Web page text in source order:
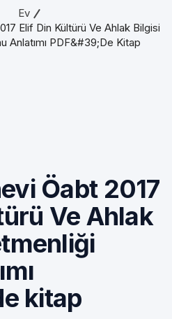
Ev
Elif Din Kültürü Ve Ahlak Bilgisi
Anlatımı PDF&#39;de Kitap
Öabt 2017
Ve Ahlak
kitap